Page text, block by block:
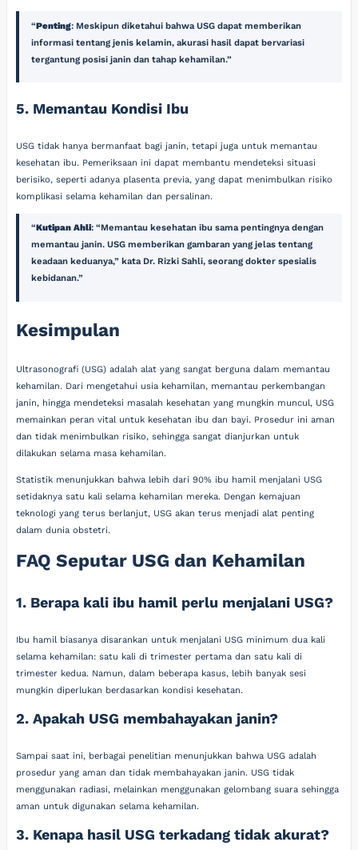
Penting: Meskipun diketahui bahwa USG dapat memberikan
informasi tentang jenis kelamin, akurasi hasil dapat bervariasi
tergantung posisi janin dan tahap kehamilan.
5. Memantau Kondisi Ibu
USG tidak hanya bermanfaat bagi janin, tetapi juga untuk memantau
kesehatan ibu. Pemeriksaan ini dapat membantu mendeteksi situasi
berisiko, seperti adanya plasenta previa, yang dapat menimbulkan risiko
komplikasi selama kehamilan dan persalinan.
Kutipan Ahli: “Memantau kesehatan ibu sama pentingnya dengan
memantau janin. USG memberikan gambaran yang jelas tentang
keadaan keduanya,” kata Dr. Rizki Sahli, seorang dokter spesialis
kebidanan.
Kesimpulan
Ultrasonografi (USG) adalah alat yang sangat berguna dalam memantau
kehamilan. Dari mengetahui usia kehamilan, memantau perkembangan
janin, hingga mendeteksi masalah kesehatan yang mungkin muncul, USG
memainkan peran vital untuk kesehatan ibu dan bayi. Prosedur ini aman
dan tidak menimbulkan risiko, sehingga sangat dianjurkan untuk
dilakukan selama masa kehamilan.
Statistik menunjukkan bahwa lebih dari 90% ibu hamil menjalani USG
setidaknya satu kali selama kehamilan mereka. Dengan kemajuan
teknologi yang terus berlanjut, USG akan terus menjadi alat penting
dalam dunia obstetri.
FAQ Seputar USG dan Kehamilan
1. Berapa kali ibu hamil perlu menjalani USG?
Ibu hamil biasanya disarankan untuk menjalani USG minimum dua kali
selama kehamilan: satu kali di trimester pertama dan satu kali di
trimester kedua. Namun, dalam beberapa kasus, lebih banyak sesi
mungkin diperlukan berdasarkan kondisi kesehatan.
2. Apakah USG membahayakan janin?
Sampai saat ini, berbagai penelitian menunjukkan bahwa USG adalah
prosedur yang aman dan tidak membahayakan janin. USG tidak
menggunakan radiasi, melainkan menggunakan gelombang suara sehingga
aman untuk digunakan selama kehamilan.
3. Kenapa hasil USG terkadang tidak akurat?